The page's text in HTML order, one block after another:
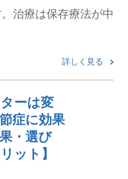
治療は保存療法が中
詳しく見る
ーは変
症に効果
・選び
ット】